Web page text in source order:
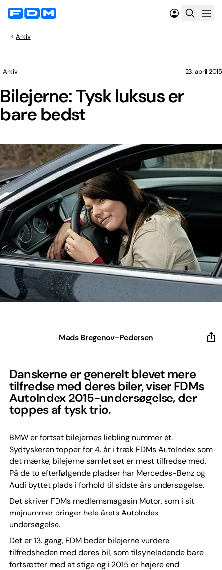
Arkiv
Bilejerne: Tysk luksus er
bare bedst
Arkiv 23. april 2015
Mads Bregenov-Pedersen
Danskerne er generelt blevet mere
tilfredse med deres biler, viser FDMs
AutoIndex 2015-undersøgelse, der
toppes af tysk trio.
BMW er fortsat bilejernes liebling nummer ét.
Sydtyskeren topper for 4. år i træk FDMs AutoIndex som
det mærke, bilejerne samlet set er mest tilfredse med.
På de to efterfølgende pladser har Mercedes-Benz og
Audi byttet plads i forhold til sidste års undersøgelse.
Det skriver FDMs medlemsmagasin Motor, som i sit
majnummer bringer hele årets AutoIndex-
undersøgelse.
Det er 13. gang, FDM beder bilejerne vurdere
tilfredsheden med deres bil, som tilsyneladende bare
fortsætter med at stige og i 2015 er højere end